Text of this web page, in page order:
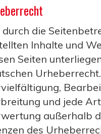
durch die
Inhalte und
Seiten
und jede
außerhalb
des